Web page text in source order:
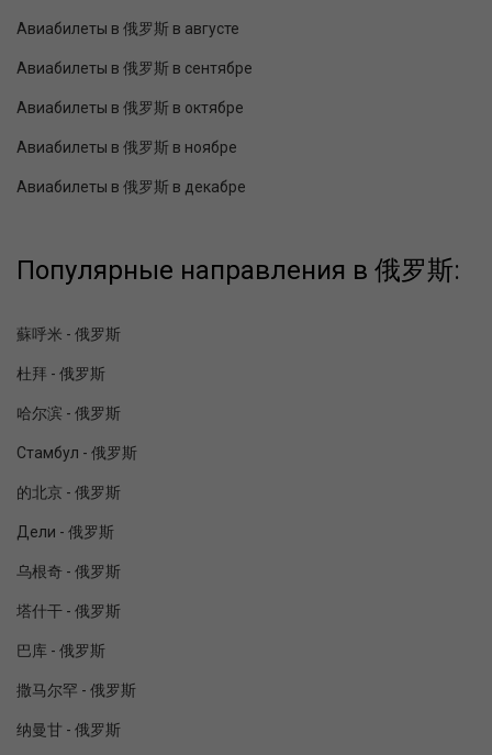
Авиабилеты в 俄罗斯 в августе
Авиабилеты в 俄罗斯 в сентябре
Авиабилеты в 俄罗斯 в октябре
Авиабилеты в 俄罗斯 в ноябре
Авиабилеты в 俄罗斯 в декабре
Популярные направления в 俄罗斯:
蘇呼米 - 俄罗斯
杜拜 - 俄罗斯
哈尔滨 - 俄罗斯
Стамбул - 俄罗斯
的北京 - 俄罗斯
Дели - 俄罗斯
乌根奇 - 俄罗斯
塔什干 - 俄罗斯
巴库 - 俄罗斯
撒马尔罕 - 俄罗斯
纳曼甘 - 俄罗斯